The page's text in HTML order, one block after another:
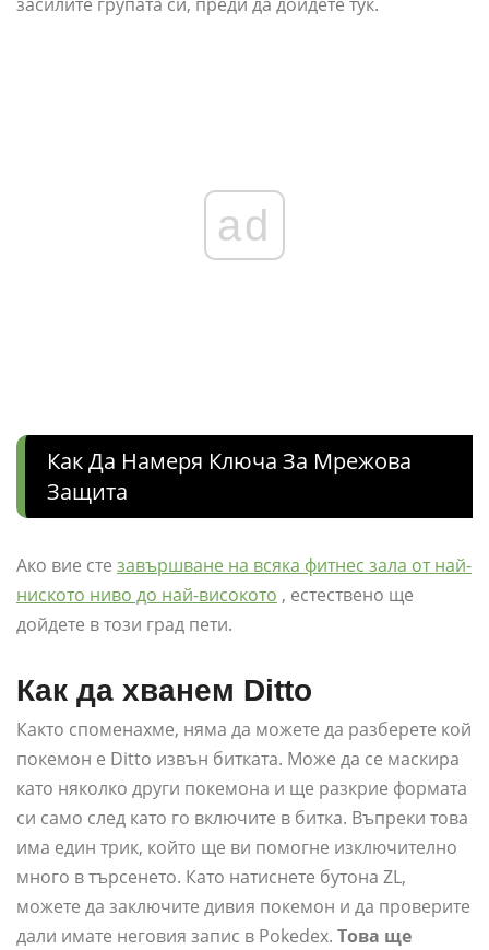
ad
Как Да Намеря Ключа За Мрежова
Защита
Ако вие сте завършване на всяка фитнес зала от най-
ниското ниво до най-високото , естествено ще
дойдете в този град пети.
Как да хванем Ditto
Както споменахме, няма да можете да разберете кой
покемон е Ditto извън битката. Може да се маскира
като няколко други покемона и ще разкрие формата
си само след като го включите в битка. Въпреки това
има един трик, който ще ви помогне изключително
много в търсенето. Като натиснете бутона ZL,
можете да заключите дивия покемон и да проверите
дали имате неговия запис в Pokedex. Това ще